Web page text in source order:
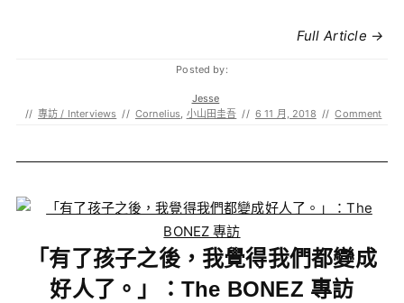
Full Article →
Posted by:
Jesse
// 專訪 / Interviews // Cornelius, 小山田圭吾 // 6 11 月, 2018 // Comment
「有了孩子之後，我覺得我們都變成
好人了。」：The BONEZ 專訪